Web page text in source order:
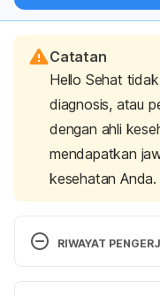
Catatan
Hello Sehat
diagnosis, atau
dengan ahli
mendapatkan
kesehatan Anda.
RIWAYAT